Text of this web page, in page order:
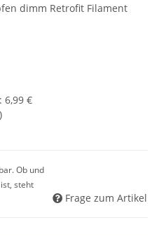
dimm Retrofit Filament
: 6,99 €
)
Ob und
steht
Frage zum Artikel